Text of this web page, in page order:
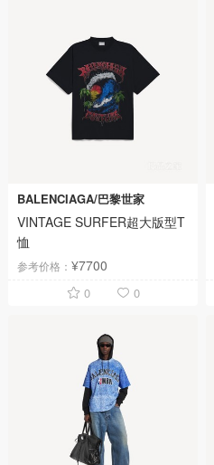
BALENCIAGA/巴黎世家
VINTAGE SURFER超大版型T
恤
参考价格： ¥7700
0 0